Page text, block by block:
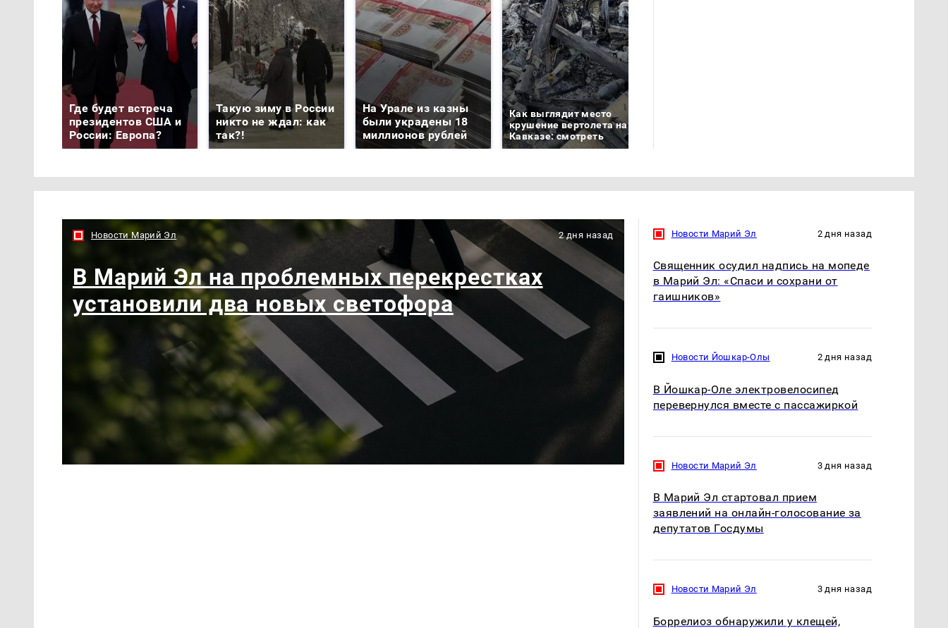
Где будет встреча
президентов США и
России: Европа?
Такую зиму в России
никто не ждал: как
так?!
На Урале из казны
были украдены 18
миллионов рублей
Как выглядит место
крушение вертолета на
Кавказе: смотреть
Новости Марий Эл 2 дня назад
В Марий Эл на проблемных перекрестках
установили два новых светофора
Новости Марий Эл 2 дня назад
Священник осудил надпись на мопеде
в Марий Эл: «Спаси и сохрани от
гаишников»
Новости Йошкар-Олы 2 дня назад
В Йошкар-Оле электровелосипед
перевернулся вместе с пассажиркой
Новости Марий Эл 3 дня назад
В Марий Эл стартовал прием
заявлений на онлайн-голосование за
депутатов Госдумы
Новости Марий Эл 3 дня назад
Боррелиоз обнаружили у клещей,